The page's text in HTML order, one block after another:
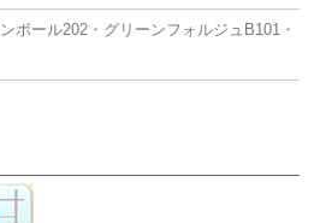
ール202・グリーンフォルジュB101・